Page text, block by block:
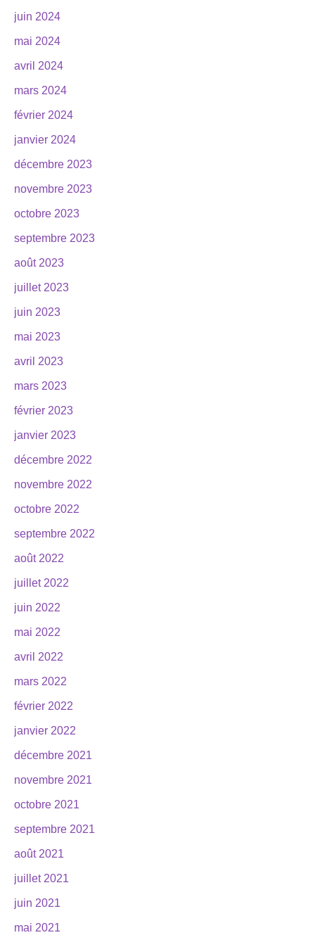
juin 2024
mai 2024
avril 2024
mars 2024
février 2024
janvier 2024
décembre 2023
novembre 2023
octobre 2023
septembre 2023
août 2023
juillet 2023
juin 2023
mai 2023
avril 2023
mars 2023
février 2023
janvier 2023
décembre 2022
novembre 2022
octobre 2022
septembre 2022
août 2022
juillet 2022
juin 2022
mai 2022
avril 2022
mars 2022
février 2022
janvier 2022
décembre 2021
novembre 2021
octobre 2021
septembre 2021
août 2021
juillet 2021
juin 2021
mai 2021